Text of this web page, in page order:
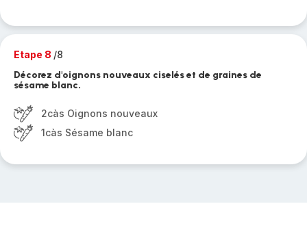
Etape 8 /8
Décorez d'oignons nouveaux ciselés et de graines de
sésame blanc.
2càs Oignons nouveaux
1càs Sésame blanc